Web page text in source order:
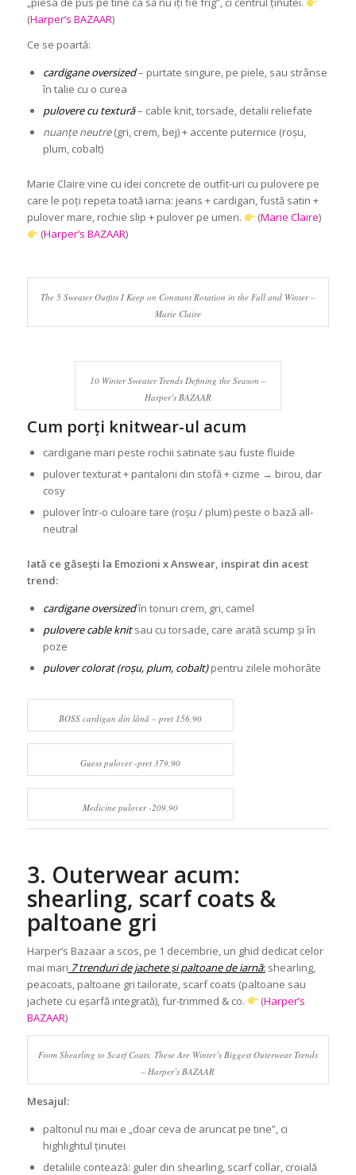
(Harper’s BAZAAR)
Ce se poartă:
cardigane oversized– purtate singure, pe piele, sau strânse
în talie cu o curea
pulovere cu textură– cable knit, torsade, detalii reliefate
nuanțe neutre(gri, crem, bej) + accente puternice (roșu,
plum, cobalt)
Marie Claire vine cu idei concrete de outfit-uri cu pulovere pe
care le poți repeta toată iarna: jeans + cardigan, fustă satin +
pulover mare, rochie slip + pulover pe umeri.
(Marie Claire)
(Harper’s BAZAAR)
The 5 Sweater Outfits I Keep on Constant Rotation in the Fall and Winter –
Marie Claire
10 Winter Sweater Trends Defining the Season –
Harper’s BAZAAR
Cum porți knitwear-ul acum
cardigane mari peste rochii satinate sau fuste fluide
pulover texturat + pantaloni din stofă + cizme → birou, dar
cosy
pulover într-o culoare tare (roșu / plum) peste o bază all-
neutral
Iată ce găsești la Emozioni x Answear, inspirat din acest
trend:
cardigane oversizedîn tonuri crem, gri, camel
pulovere cable knit sau cu torsade, care arată scump și în
poze
pulover colorat (roșu, plum, cobalt)pentru zilele mohorâte
BOSS cardigan din lână – pret 156,90
Guess pulover -pret 379,90
Medicine pulover -209,90
3. Outerwear acum:
shearling, scarf coats &
paltoane gri
Harper’s Bazaar a scos, pe 1 decembrie, un ghid dedicat celor
mai mari 7 trenduri de jachete și paltoane de iarnă: shearling,
peacoats, paltoane gri tailorate, scarf coats (paltoane sau
jachete cu eșarfă integrată), fur-trimmed & co.
(Harper’s
BAZAAR)
From Shearling to Scarf Coats, These Are Winter’s Biggest Outerwear Trends
– Harper’s BAZAAR
Mesajul:
paltonul nu mai e „doar ceva de aruncat pe tine”, ci
highlightul ținutei
detaliile contează: guler din shearling, scarf collar, croială